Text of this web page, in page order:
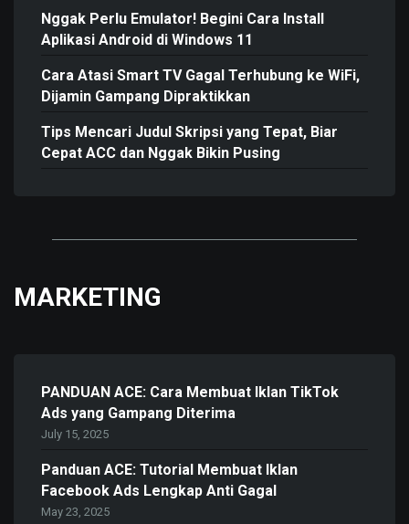
Nggak Perlu Emulator! Begini Cara Install
Aplikasi Android di Windows 11
Cara Atasi Smart TV Gagal Terhubung ke WiFi,
Dijamin Gampang Dipraktikkan
Tips Mencari Judul Skripsi yang Tepat, Biar
Cepat ACC dan Nggak Bikin Pusing
MARKETING
PANDUAN ACE: Cara Membuat Iklan TikTok
Ads yang Gampang Diterima
July 15, 2025
Panduan ACE: Tutorial Membuat Iklan
Facebook Ads Lengkap Anti Gagal
May 23, 2025